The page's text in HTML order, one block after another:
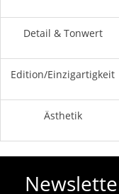
Detail & Tonwert
Edition/Einzigartigkeit
Ästhetik